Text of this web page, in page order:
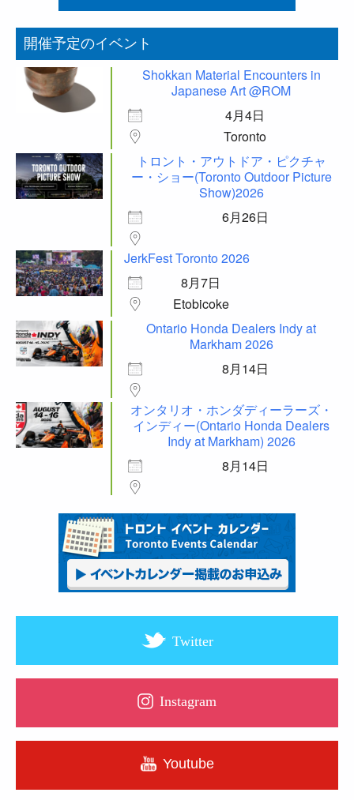
開催予定のイベント
Shokkan Material Encounters in
Japanese Art @ROM
4月4日
Toronto
トロント・アウトドア・ピクチャ
ー・ショー(Toronto Outdoor Picture
Show)2026
6月26日
JerkFest Toronto 2026
8月7日
Etobicoke
Ontario Honda Dealers Indy at
Markham 2026
8月14日
オンタリオ・ホンダディーラーズ・
インディー(Ontario Honda Dealers
Indy at Markham) 2026
8月14日
Twitter
Instagram
Youtube